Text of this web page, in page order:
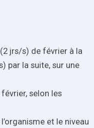
jrs/s) de février à la
par la suite, sur une
selon les
et le niveau